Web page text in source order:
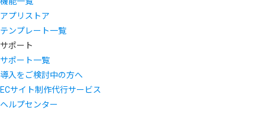
アプリストア
テンプレート一覧
サポート
サポート一覧
導入をご検討中の方へ
ECサイト制作代行サービス
ヘルプセンター